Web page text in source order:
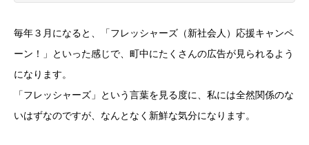
毎年３月になると、「フレッシャーズ（新社会人）応援キャンペ
ーン！」といった感じで、町中にたくさんの広告が見られるよう
になります。
「フレッシャーズ」という言葉を見る度に、私には全然関係のな
いはずなのですが、なんとなく新鮮な気分になります。